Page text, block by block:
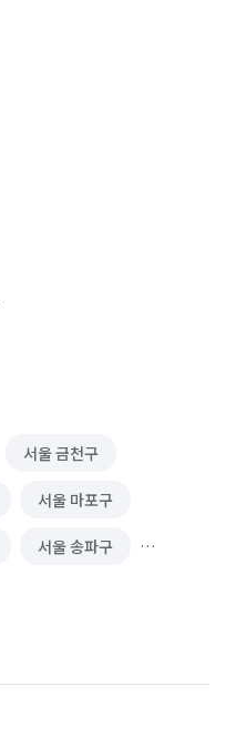
서울 금천구
서울 마포구
서울 송파구